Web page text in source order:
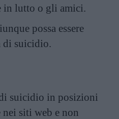
in lutto o gli amici.
possa essere
di suicidio.
suicidio in posizioni
siti web e non